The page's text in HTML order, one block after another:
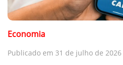
Economia
Publicado em 31 de julho de 2026